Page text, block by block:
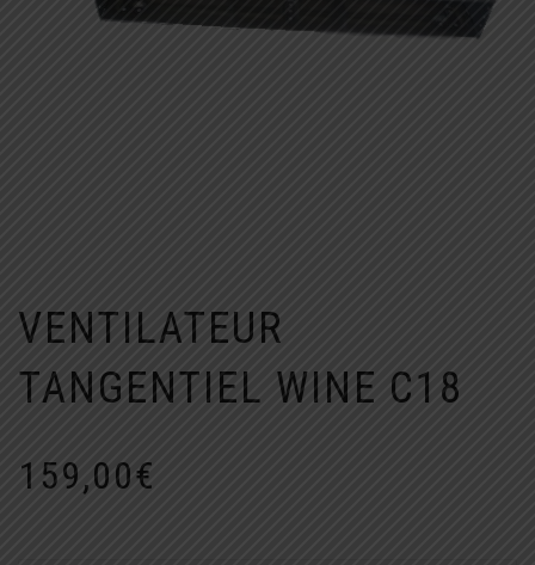
VENTILATEUR
TANGENTIEL WINE C18
159,00€